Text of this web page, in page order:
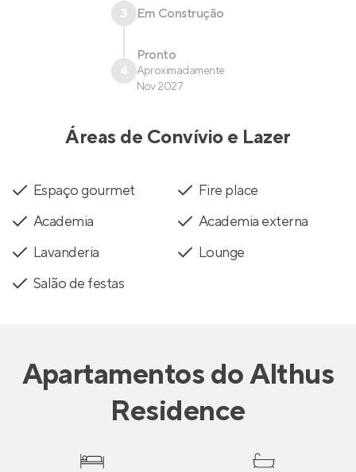
3 Em Construção
4
Pronto
Aproximadamente
Nov 2027
Áreas de Convívio e Lazer
Espaço gourmet
Fire place
Academia
Academia externa
Lavanderia
Lounge
Salão de festas
ApartamentosdoAlthus
Residence